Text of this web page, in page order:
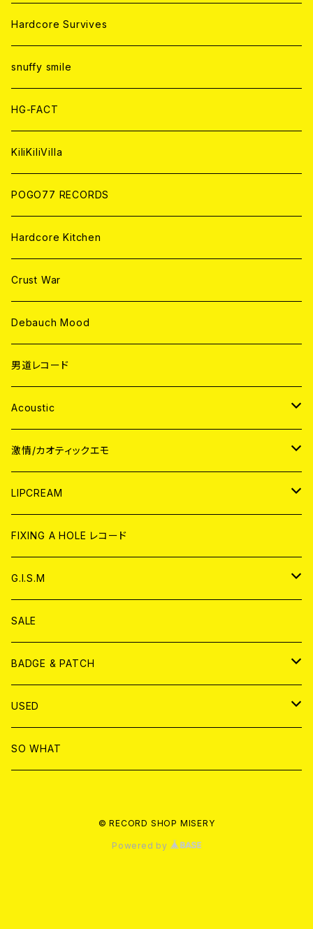
ANALOG
ANALOG
CD
ANALOG
CD
ANALOG
WORLD
CD
ANALOG
JAPAN
CD
ANALOG
WORLD
CD
ANALOG
Hardcore Survives
snuffy smile
HG-FACT
KiliKiliVilla
POGO77 RECORDS
Hardcore Kitchen
Crust War
Debauch Mood
男道レコード
Acoustic
JAPAN
CD
ANALOG
WORLD
CD
ANALOG
激情/カオティックエモ
JAPAN
CD
ANALOG
WORLD
CD
ANALOG
LIPCREAM
CD
アナログ
DVD
T-shirt & WEAR
FIXING A HOLE レコード
G.I.S.M
CD
ANALOG
T-SHIRT & WEAR
DVD
SALE
BADGE & PATCH
BADGE
PATCH
USED
書籍
SO WHAT
© RECORD SHOP MISERY
Powered by